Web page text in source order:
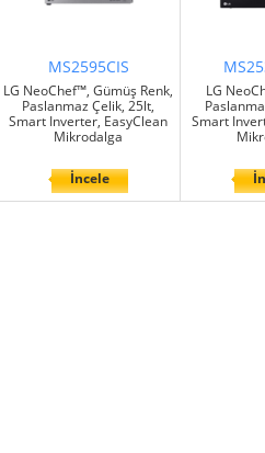
MS2595CIS
LG NeoChef™, Gümüş Renk,
Paslanmaz Çelik, 25lt,
Smart Inverter, EasyClean
Mikrodalga
İncele
LG
Smart